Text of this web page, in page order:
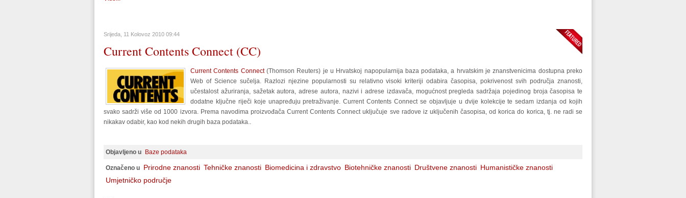
Srijeda, 11 Kolovoz 2010 09:44
Current Contents Connect (CC)
Current Contents Connect (Thomson Reuters) je u Hrvatskoj napopularnija baza podataka, a hrvatskim je znanstvenicima dostupna preko
Web of Science sučelja. Razlozi njezine popularnosti su relativno visoki kriteriji odabira časopisa, pokrivenost svih područja znanosti,
učestalost ažuriranja, sažetak autora, adrese autora, nazivi i adrese izdavača, mogućnost pregleda sadržaja pojedinog broja časopisa te
dodatne ključne riječi koje unapređuju pretraživanje. Current Contents Connect se objavljuje u dvije kolekcije te sedam izdanja od kojih
svako sadrži više od 1000 izvora. Prema navodima proizvođača Current Contents Connect uključuje sve radove iz uključenih časopisa, od korica do korica, tj. ne radi se
nikakav odabir, kao kod nekih drugih baza podataka..
Objavljeno u Baze podataka
Označeno u Prirodne znanosti Tehničke znanosti Biomedicina i zdravstvo Biotehničke znanosti Društvene znanosti Humanističke znanosti
Umjetničko područje